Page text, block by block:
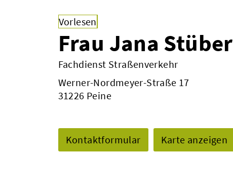
Vorlesen
Frau Jana Stüber
Fachdienst Straßenverkehr
Werner-Nordmeyer-Straße 17
31226 Peine
Kontaktformular Karte anzeigen